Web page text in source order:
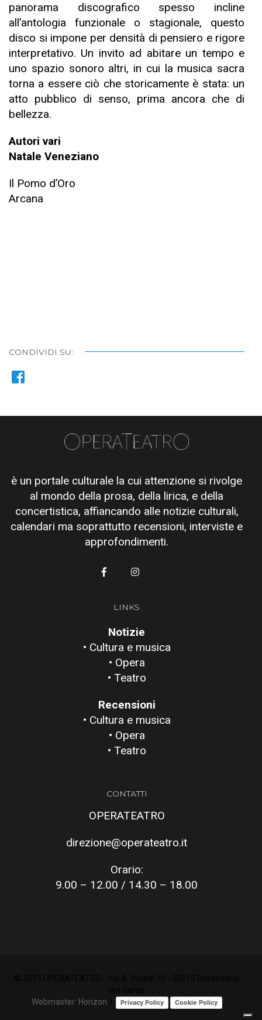
panorama discografico spesso incline
all’antologia funzionale o stagionale, questo
disco si impone per densità di pensiero e rigore
interpretativo. Un invito ad abitare un tempo e
uno spazio sonoro altri, in cui la musica sacra
torna a essere ciò che storicamente è stata: un
atto pubblico di senso, prima ancora che di
bellezza.
Autori vari
Natale Veneziano
Il Pomo d’Oro
Arcana
CONDIVIDI SU:
è un portale culturale la cui attenzione si rivolge
al mondo della prosa, della lirica, e della
concertistica, affiancando alle notizie culturali,
calendari ma soprattutto recensioni, interviste e
approfondimenti.
LINKS
Notizie
• Cultura e musica
• Opera
• Teatro
Recensioni
• Cultura e musica
• Opera
• Teatro
CONTATTI
OPERATEATRO
direzione@operateatro.it
Orario:
9.00 – 12.00 / 14.30 – 18.00
Webmaster: Horizon
Privacy Policy Cookie Policy